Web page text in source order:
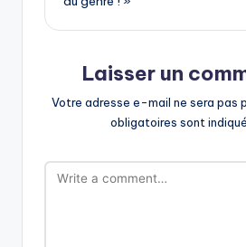
Laisser un
Votre adresse e-mail ne sera pas
obligatoires sont